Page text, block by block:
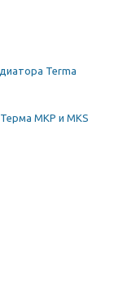
Terma
MKP и MKS